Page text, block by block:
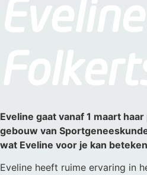
Eveline
Eveline gaat vanaf 1 maart
gebouw van
wat Eveline voor je kan
Eveline heeft ruime ervaring in